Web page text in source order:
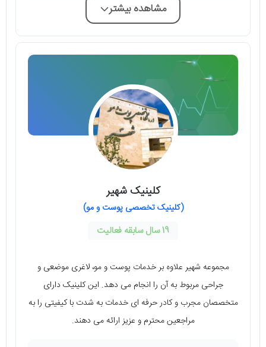
مشاهده بیشتر
کلینیک شهیر
(کلینیک تخصصی پوست و مو)
19 سال سابقه فعالیت
مجموعه شهیر علاوه بر خدمات پوست و مو، لاغری موضعی و
جراحی مربوط به آن را انجام می دهد. این کلینیک دارای
متخصصان مجرب و کادر حرفه ای خدمات به شدت با کیفیتی را به
مراجعین محترم و عزیز ارائه می دهند.